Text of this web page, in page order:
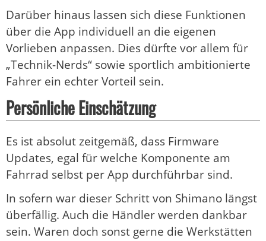
Darüber hinaus lassen sich diese Funktionen
über die App individuell an die eigenen
Vorlieben anpassen. Dies dürfte vor allem für
„Technik-Nerds“ sowie sportlich ambitionierte
Fahrer ein echter Vorteil sein.
Persönliche Einschätzung
Es ist absolut zeitgemäß, dass Firmware
Updates, egal für welche Komponente am
Fahrrad selbst per App durchführbar sind.
In sofern war dieser Schritt von Shimano längst
überfällig. Auch die Händler werden dankbar
sein. Waren doch sonst gerne die Werkstätten